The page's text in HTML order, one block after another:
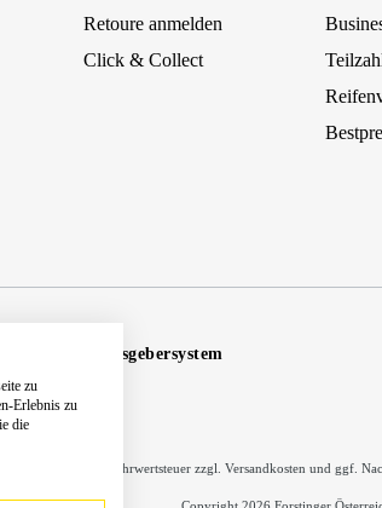
Retoure anmelden
Click & Collect
Hinweisgebersystem
inkl. gesetzl. Mehrwertsteuer zzgl. Versandkosten und ggf.
zu
Erlebnis zu
die